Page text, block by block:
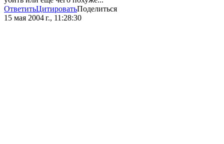
ОтветитьЦитироватьПоделиться
15 мая 2004 г., 11:28:30